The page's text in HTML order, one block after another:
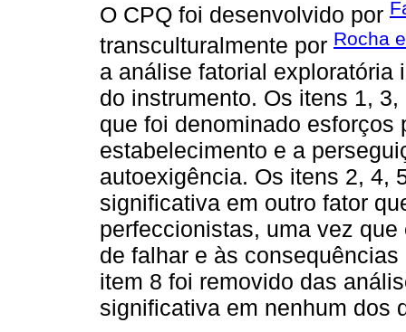
O CPQ foi desenvolvido por
transculturalmente por Rocha
a análise fatorial exploratória
do instrumento. Os itens 1,
que foi denominado
estabelecimento e a
autoexigência. Os itens 2, 4,
significativa em outro fator
perfeccionistas, uma vez
de falhar e às
item 8 foi removido das
significativa em nenhum dos